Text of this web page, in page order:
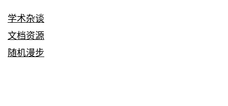
学术杂谈
文档资源
随机漫步